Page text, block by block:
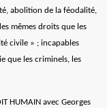
abolition de la féodalité,
mêmes droits que les
civile » ; incapables
que les criminels, les
HUMAIN avec Georges